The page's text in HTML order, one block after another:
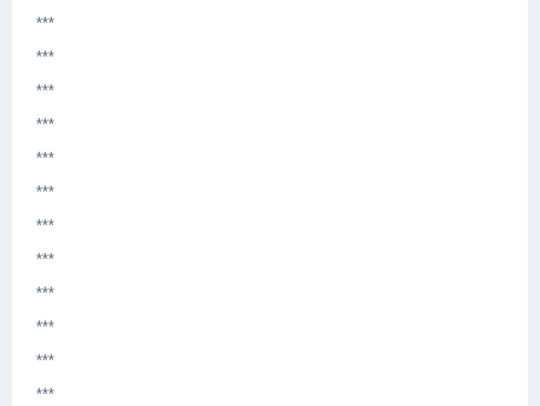
***
***
***
***
***
***
***
***
***
***
***
***